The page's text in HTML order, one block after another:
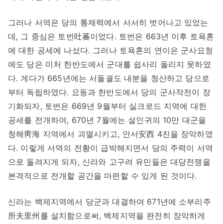
그러나 서역은 당의 통제력에서 서서히 벗어나고 있었는
데, 그 중심은 토번吐蕃이었다. 토번은 663년 이후 토욕혼
에 대한 공세에 나섰다. 그러나 토욕혼의 연이은 군사요청
에도 당은 미처 한반도에서 군대를 쉽사리 돌리지 못하였
다. 게다가 665년에는 서돌궐도 내분을 청산하고 당으로
부터 독립하였다. 요동과 한반도에서 당의 군사작전이 장
기화되자, 토번은 669년 9월부터 실크로드 지역에 대한
공세를 전개하여, 670년 7월에는 설인귀의 10만 대군을
청해靑海 지역에서 괴멸시키고, 안서安西 4진을 장악하였
다. 이렇게 서역의 전황이 급박해지면서 당의 주력이 서역
으로 돌려지게 되자, 신라와 고구려 유민들은 대당전쟁을
본격적으로 전개할 공간을 마련할 수 있게 된 것이다.
신라는 백제지역에서 당군과 대결하여 671년에 소부리주
所夫里州를 설치함으로써, 백제지역을 완전히 장악하게